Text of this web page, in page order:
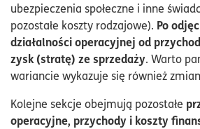
ubezpieczenia społeczne i inne
pozostałe koszty rodzajowe). Po
działalności operacyjnej od
zysk (stratę) ze sprzedaży. Warto
wariancie wykazuje się również
Kolejne sekcje obejmują pozostałe
operacyjne, przychody i koszty